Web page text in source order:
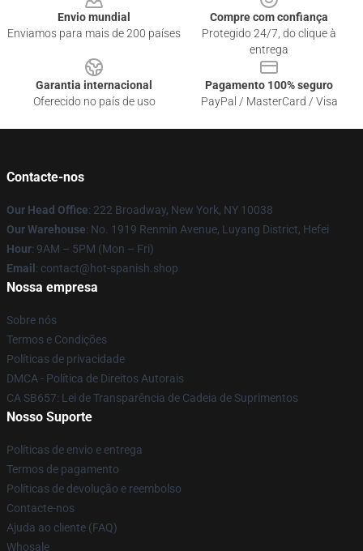
Envio mundial
Enviamos para mais de 200 países
Compre com confiança
Protegido 24/7, do clique à
entrega
Garantia internacional
Oferecido no país de uso
Pagamento 100% seguro
PayPal / MasterCard / Visa
Contacte-nos
Our Head Office: 222 Broadway, New York, NY 10038
Our Warehouse: No. 1919 Renmin Avenue, Luyang District, Hefei
Hour: 9AM – 5PM (Mon – Fri)
Email : contact@hot-spanish.shop
Nossa empresa
Sobre nós
Termos e Condições
Políticas de privacidade
DMCA - Política de Direitos Autorais
CA SB657: Lei de Transparência de Cadeia de Suprimentos
Nosso Suporte
Políticas de envio e entrega
Termos de pagamento
Políticas de devolução e reembolso
Contacte-nos
Ajuda ao cliente (FAQ)
Whosale